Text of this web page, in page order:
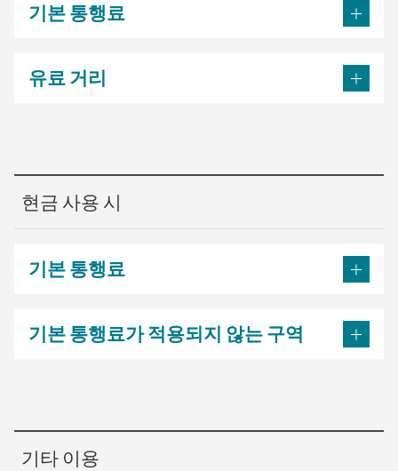
기본 통행료
유료 거리
현금 사용 시
기본 통행료
기본 통행료가 적용되지 않는 구역
기타 이용